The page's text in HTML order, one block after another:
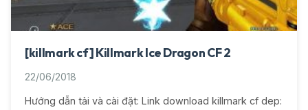
[killmark cf] Killmark Ice Dragon CF 2
22/06/2018
Hướng dẫn tải và cài đặt: Link download killmark cf dep: